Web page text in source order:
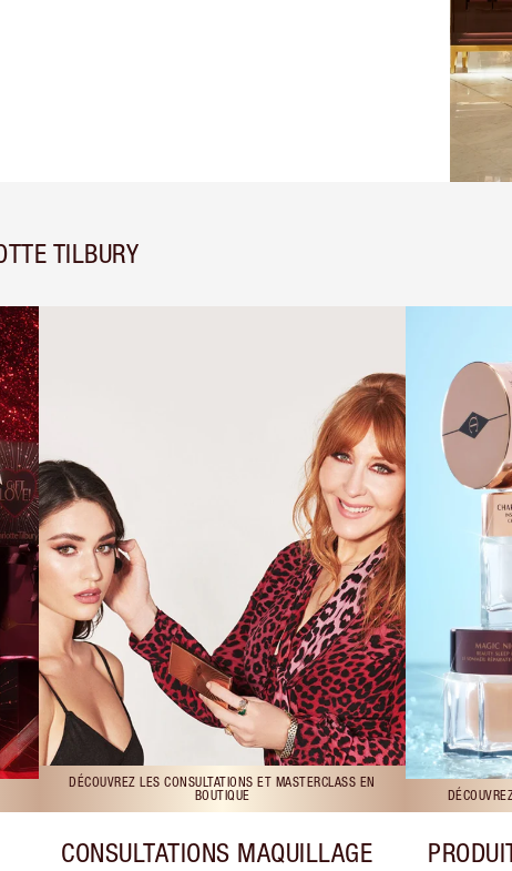
TILBURY
DÉCOUVREZ LES CONSULTATIONS ET MASTERCLASS EN
BOUTIQUE
CONSULTATIONS MAQUILLAGE